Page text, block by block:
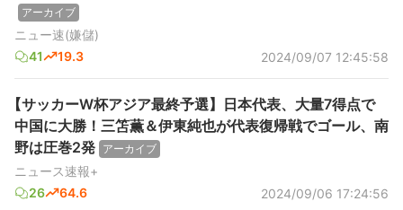
アーカイブ
ニュー速(嫌儲)
41
19.3 2024/09/07 12:45:58
【サッカーW杯アジア最終予選】日本代表、大量7得点で
中国に大勝！三笘薫＆伊東純也が代表復帰戦でゴール、南
野は圧巻2発 アーカイブ
ニュース速報+
26
64.6 2024/09/06 17:24:56